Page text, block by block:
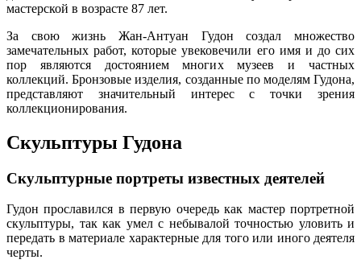
мастерской в возрасте 87 лет.
За свою жизнь Жан-Антуан Гудон создал множество
замечательных работ, которые увековечили его имя и до сих
пор являются достоянием многих музеев и частных
коллекций. Бронзовые изделия, созданные по моделям Гудона,
представляют значительный интерес с точки зрения
коллекционирования.
Скульптуры Гудона
Скульптурные портреты известных деятелей
Гудон прославился в первую очередь как мастер портретной
скульптуры, так как умел с небывалой точностью уловить и
передать в материале характерные для того или иного деятеля
черты.